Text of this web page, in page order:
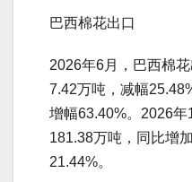
巴西棉花出口
2026年6月，巴西棉
7.42万吨，减幅
增幅63.40%。2026
181.38万吨，同比增
21.44%。